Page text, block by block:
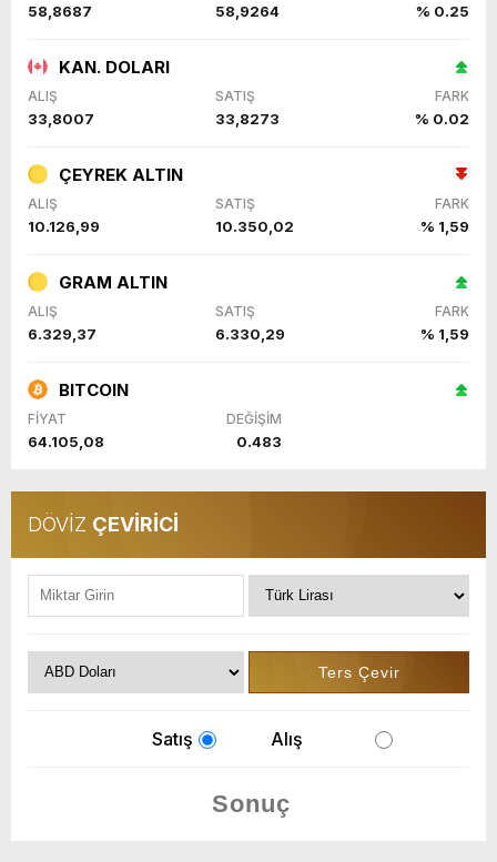
58,8687 58,9264 % 0.25
KAN. DOLARI
ALIŞ SATIŞ FARK
33,8007 33,8273 % 0.02
ÇEYREK ALTIN
ALIŞ SATIŞ FARK
10.126,99 10.350,02 % 1,59
GRAM ALTIN
ALIŞ SATIŞ FARK
6.329,37 6.330,29 % 1,59
BITCOIN
FİYAT DEĞİŞİM
64.105,08 0.483
DÖVİZ ÇEVİRİCİ
Satış Alış